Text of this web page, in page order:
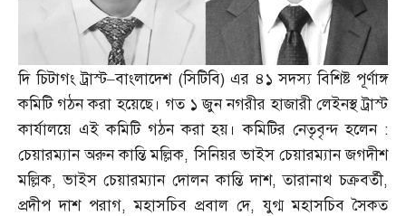
দি চিটাগং ট্রাস্ট–বাংলাদেশ (সিটিবি) এর ৪১ সদস্য বিশিষ্ট পূর্ণাঙ্গ
কমিটি গঠন করা হয়েছে। গত ১ জুন নগরীর হাজারী লেইনস্থ ট্রাস্ট
কার্যালয়ে এই কমিটি গঠন করা হয়। কমিটির নেতৃবৃন্দ হলেন :
চেয়ারম্যান অরুন কান্তি মল্লিক,সিনিয়র ভাইস চেয়ারম্যান জগদীশ
মল্লিক,ভাইস চেয়ারম্যান দোলন কান্তি দাশ,তারানাথ চক্রবর্তী,
প্রদীপ দাশ পরাগ,মহাসচিব প্রবাল দে,যুগ্ম মহাসচিব সৈকত